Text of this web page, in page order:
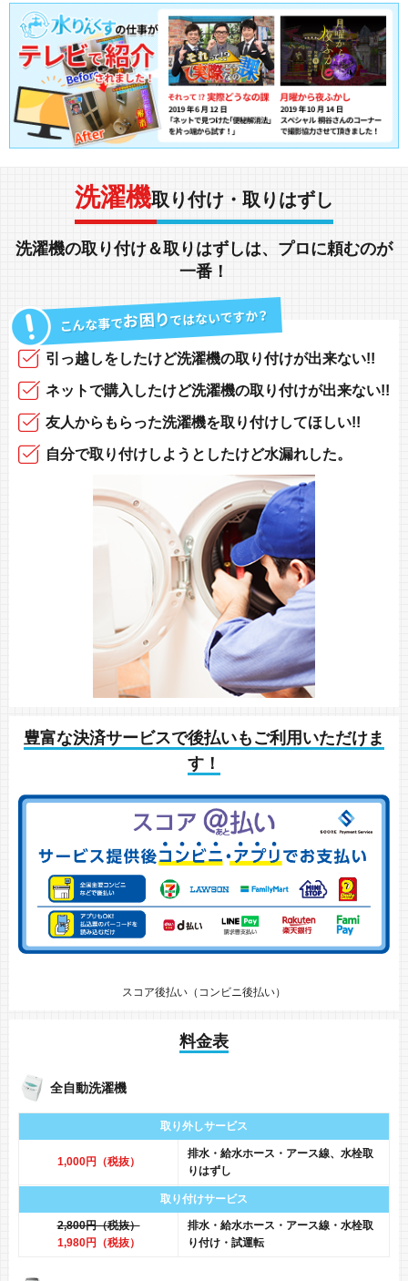
洗濯機取り付け・取りはずし
洗濯機の取り付け＆取りはずしは、 プロに頼むのが
一番！
引っ越しをしたけど洗濯機の取り付けが出来ない!!
ネットで購入 したけど洗濯機の取り付けが出来ない!!
友人からもらった洗濯機を取り付けしてほしい!!
自分で取り付けしようとしたけど水漏れした。
豊富な決済サービスで後払いもご利用いただけま
す！
スコア後払い（コンビニ後払い）
料金表
全自動洗濯機
取り外しサービス
1,000円（税抜）
排水・給水ホース・アース線、水栓取
りはずし
取り付けサービス
2,800円（税抜）
1,980円（税抜）
排水・給水ホース・アース線・水栓取
り付け・試運転